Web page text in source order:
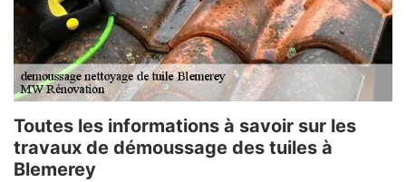
Toutes les informations à savoir sur les
travaux de démoussage des tuiles à
Blemerey